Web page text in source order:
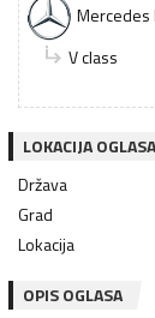
Mercedes
V class
LOKACIJA OGLASA
Država
Grad
Lokacija
OPIS OGLASA